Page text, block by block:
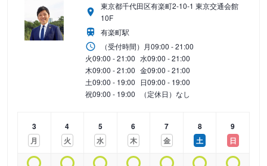
東京都千代田区有楽町2-10-1 東京交通会館
10F
有楽町駅
（受付時間） 月09:00 - 21:00
火09:00 - 21:00 水09:00 - 21:00
木09:00 - 21:00 金09:00 - 21:00
土09:00 - 19:00 日09:00 - 19:00
祝09:00 - 19:00 （定休日）なし
3
月
4
火
5
水
6
木
7
金
8
土
9
日